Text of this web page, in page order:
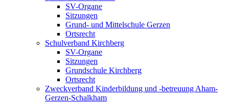
SV-Organe
Sitzungen
Grund- und Mittelschule Gerzen
Ortsrecht
Schulverband Kirchberg
SV-Organe
Sitzungen
Grundschule Kirchberg
Ortsrecht
Zweckverband Kinderbildung und -betreuung Aham-
Gerzen-Schalkham